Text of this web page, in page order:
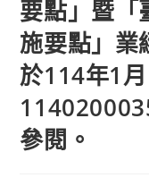
要點」暨「
施要點」業
於114年1
參閱。